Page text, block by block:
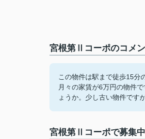
宮根第Ⅱコーポのコメ
この物件は駅まで徒歩15分
月々の家賃が6万円の物件
ょうか。少し古い物件です
宮根第Ⅱコーポで募集